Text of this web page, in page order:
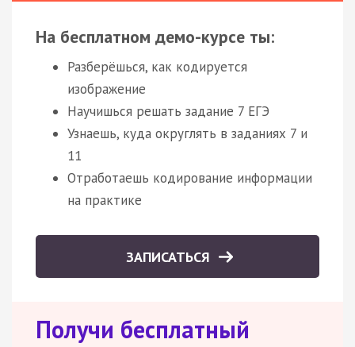
На бесплатном демо-курсе ты:
Разберёшься, как кодируется
изображение
Научишься решать задание 7 ЕГЭ
Узнаешь, куда округлять в заданиях 7 и
11
Отработаешь кодирование информации
на практике
ЗАПИСАТЬСЯ
Получи бесплатный